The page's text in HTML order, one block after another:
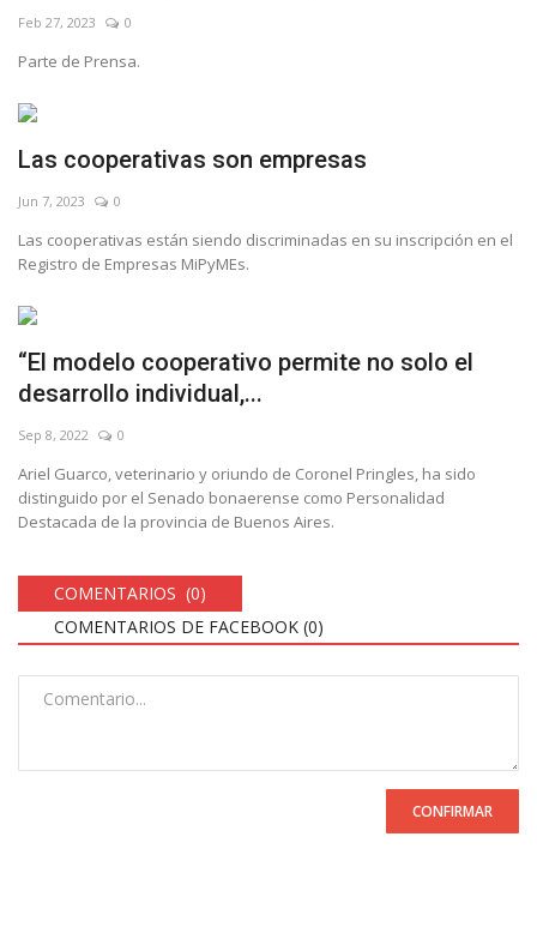
Feb 27, 2023 0
Parte de Prensa.
Las cooperativas son empresas
Jun 7, 2023 0
Las cooperativas están siendo discriminadas en su inscripción en el
Registro de Empresas MiPyMEs.
“El modelo cooperativo permite no solo el
desarrollo individual,...
Sep 8, 2022 0
Ariel Guarco, veterinario y oriundo de Coronel Pringles, ha sido
distinguido por el Senado bonaerense como Personalidad
Destacada de la provincia de Buenos Aires.
COMENTARIOS (0)
COMENTARIOS DE FACEBOOK (0)
CONFIRMAR